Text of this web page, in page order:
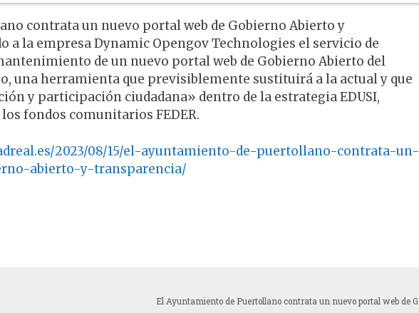
contrata un nuevo portal web de Gobierno Abierto y
a la empresa Dynamic Opengov Technologies el servicio de
de un nuevo portal web de Gobierno Abierto del
una herramienta que previsiblemente sustituirá a la actual y que
y participación ciudadana» dentro de la estrategia EDUSI,
fondos comunitarios FEDER.
2023/08/15/el-ayuntamiento-de-puertollano-contrata-un-
abierto-y-transparencia/